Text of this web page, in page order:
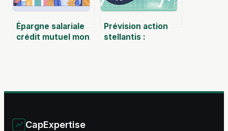
Épargne salariale
crédit mutuel mon
Prévision action
stellantis :
CapExpertise